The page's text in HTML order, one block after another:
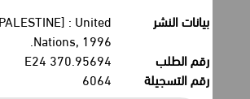
بيانات النشر
Gaza,[PALESTINE] : United
Nations, 1996.
رقم الطلب
370.95694 E24
رقم التسجيلة
6064